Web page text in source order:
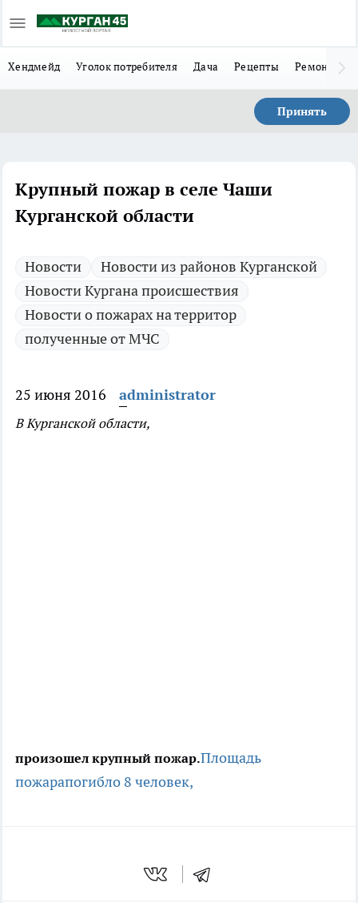
Хендмейд Уголок потребителя Дача Рецепты Ремонт
Принять
Крупный пожар в селе Чаши
Курганской области
Новости
Новости из районов Курганской
Новости Кургана происшествия
Новости о пожарах на территор
полученные от МЧС
25 июня 2016 administrator
В Курганской области,
произошел крупный пожар.Площадь
пожарапогибло 8 человек,